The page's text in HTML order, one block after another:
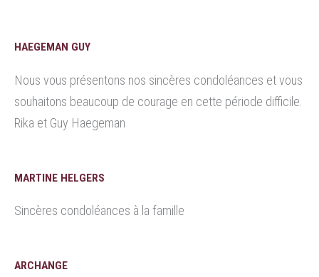
HAEGEMAN GUY
Nous vous présentons nos sincères condoléances et vous
souhaitons beaucoup de courage en cette période difficile.
Rika et Guy Haegeman
MARTINE HELGERS
Sincères condoléances à la famille
ARCHANGE